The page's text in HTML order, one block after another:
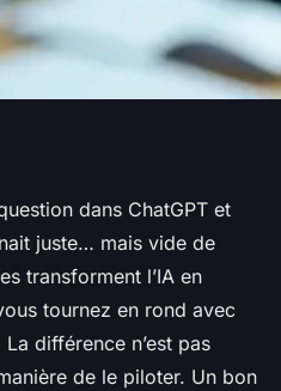
prompts
besoins
•11 min de lecture
dans ChatGPT et
juste… mais vide de
transforment l’IA en
tournez en rond avec
différence n’est pas
de le piloter. Un bon